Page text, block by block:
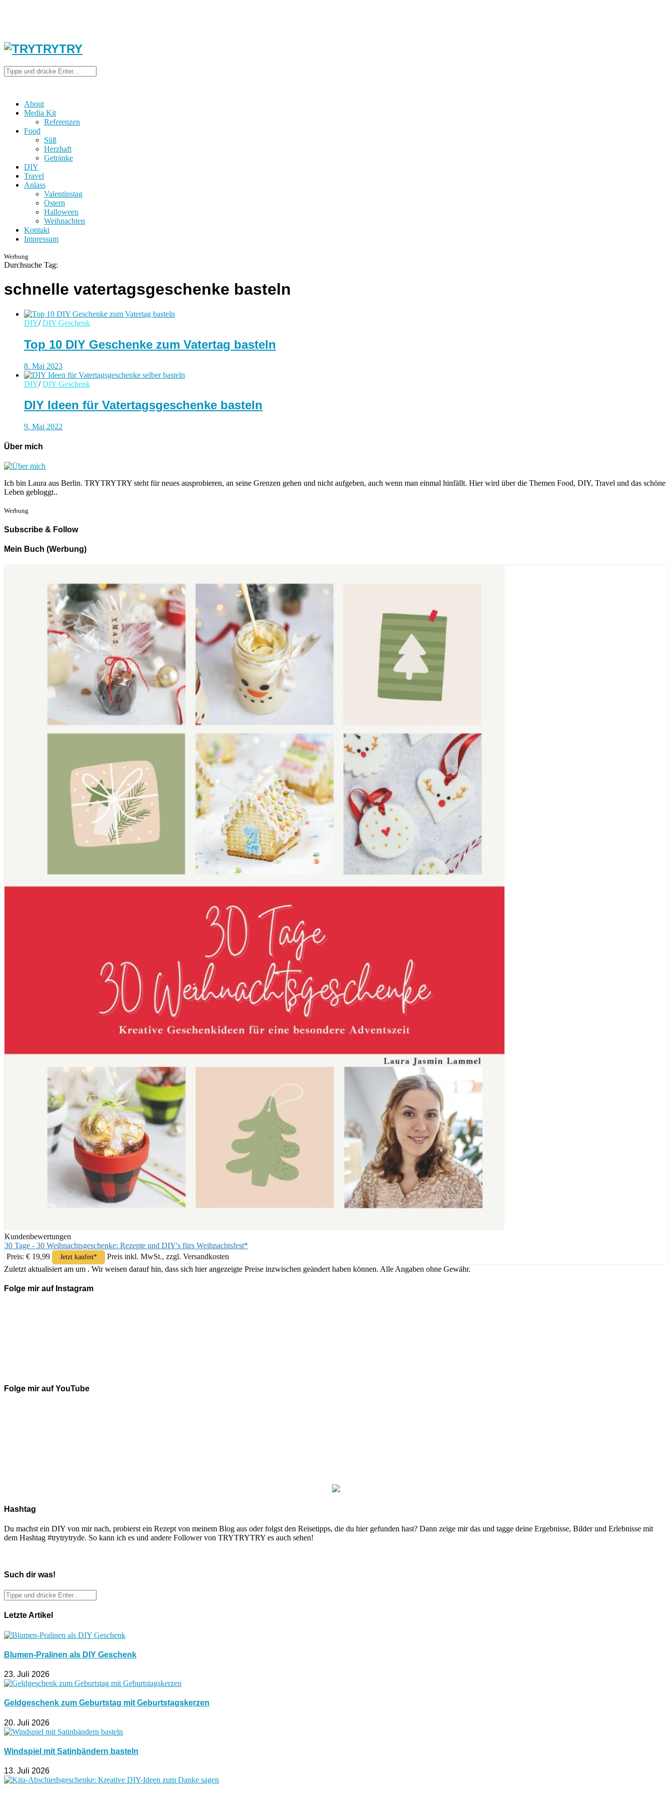
About
Media Kit
Referenzen
Food
Süß
Herzhaft
Getränke
DIY
Travel
Anlass
Valentinstag
Ostern
Halloween
Weihnachten
Kontakt
Impressum
Werbung
Durchsuche Tag:
schnelle vatertagsgeschenke basteln
DIY/ DIY Geschenk
Top 10 DIY Geschenke zum Vatertag basteln
8. Mai 2023
DIY/ DIY Geschenk
DIY Ideen für Vatertagsgeschenke basteln
9. Mai 2022
Über mich
Ich bin Laura aus Berlin. TRYTRYTRY steht für neues ausprobieren, an seine Grenzen gehen und nicht aufgeben, auch wenn man einmal hinfällt. Hier wird über die Themen Food, DIY, Travel und das schöne
Leben gebloggt..
Werbung
Subscribe & Follow
Mein Buch (Werbung)
Kundenbewertungen
30 Tage - 30 Weihnachtsgeschenke: Rezepte und DIY's fürs Weihnachtsfest*
Preis: € 19,99
Jetzt kaufen*
Preis inkl. MwSt., zzgl. Versandkosten
Zuletzt aktualisiert am um . Wir weisen darauf hin, dass sich hier angezeigte Preise inzwischen geändert haben können. Alle Angaben ohne Gewähr.
Folge mir auf Instagram
Folge mir auf YouTube
Hashtag
Du machst ein DIY von mir nach, probierst ein Rezept von meinem Blog aus oder folgst den Reisetipps, die du hier gefunden hast? Dann zeige mir das und tagge deine Ergebnisse, Bilder und Erlebnisse mit
dem Hashtag #trytrytryde. So kann ich es und andere Follower von TRYTRYTRY es auch sehen!
Such dir was!
Letzte Artikel
Blumen-Pralinen als DIY Geschenk
23. Juli 2026
Geldgeschenk zum Geburtstag mit Geburtstagskerzen
20. Juli 2026
Windspiel mit Satinbändern basteln
13. Juli 2026